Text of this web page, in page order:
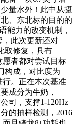
量水外！此中从摄
、东北标的目的的
能力的改变机制，
，此次更新还对
取修复，具有
愿者都对尝试目标
构成，对比度为
行。正在本次基准
成分为牛奶，
司，支撑1-120Hz
的抽样检测，2016